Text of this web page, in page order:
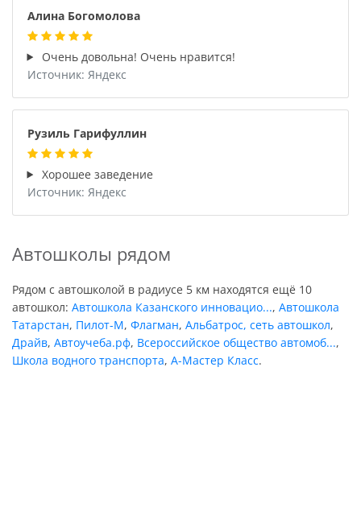
Алина Богомолова
Очень довольна! Очень нравится!
Источник: Яндекс
Рузиль Гарифуллин
Хорошее заведение
Источник: Яндекс
Автошколы рядом
Рядом с автошколой в радиусе 5 км находятся ещё 10
автошкол: Автошкола Казанского инновацио..., Автошкола
Татарстан, Пилот-М, Флагман, Альбатрос, сеть автошкол,
Драйв, Автоучеба.рф, Всероссийское общество автомоб...,
Школа водного транспорта, А-Мастер Класс.